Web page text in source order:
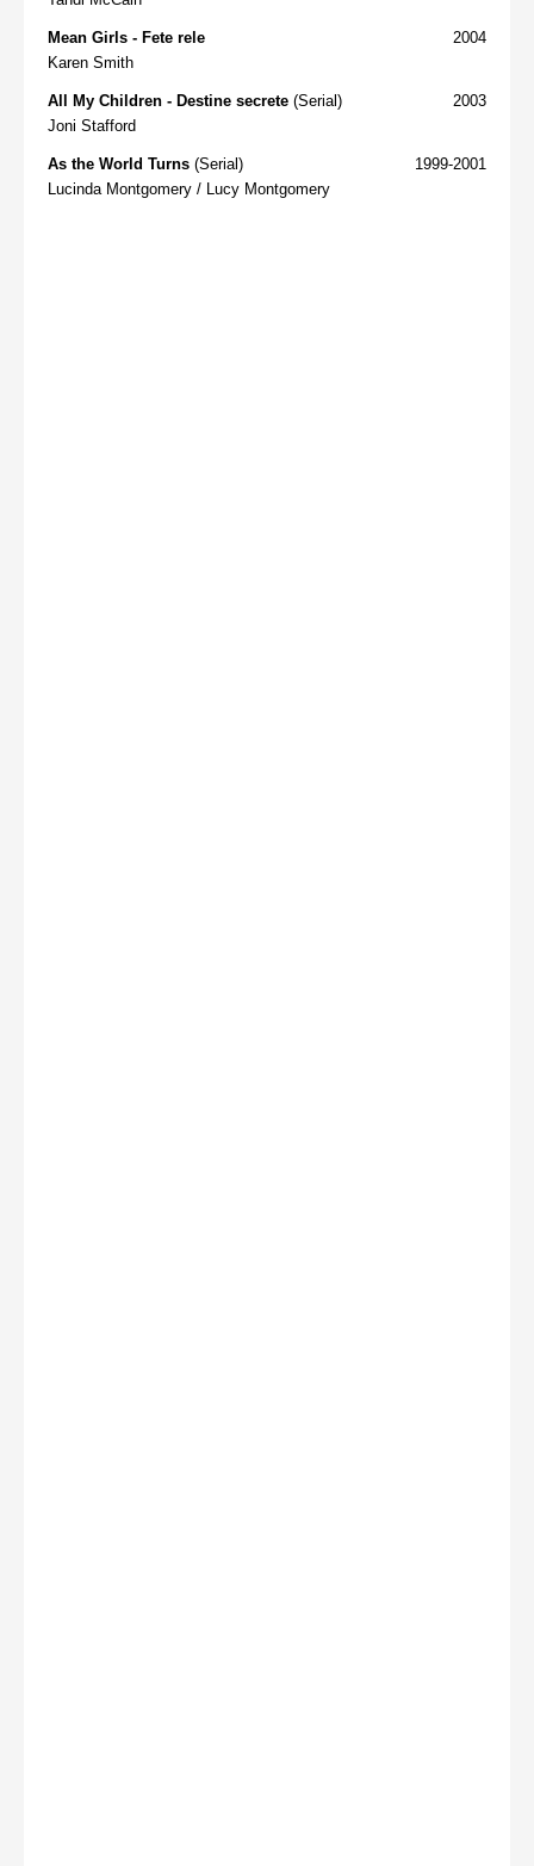
2004
Mean Girls - Fete rele
Karen Smith
2003
All My Children - Destine secrete (Serial)
Joni Stafford
1999-2001
As the World Turns (Serial)
Lucinda Montgomery / Lucy Montgomery